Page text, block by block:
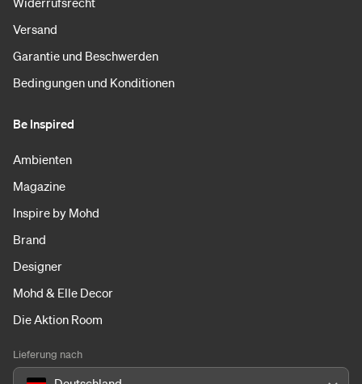
Versand
Garantie und Beschwerden
Bedingungen und Konditionen
Be Inspired
Ambienten
Magazine
Inspire by Mohd
Brand
Designer
Mohd & Elle Decor
Die Aktion Room
Lieferung nach